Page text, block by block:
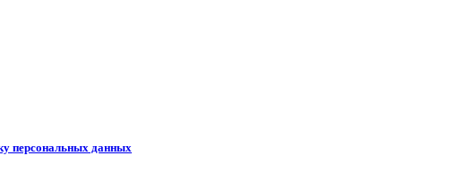
персональных данных